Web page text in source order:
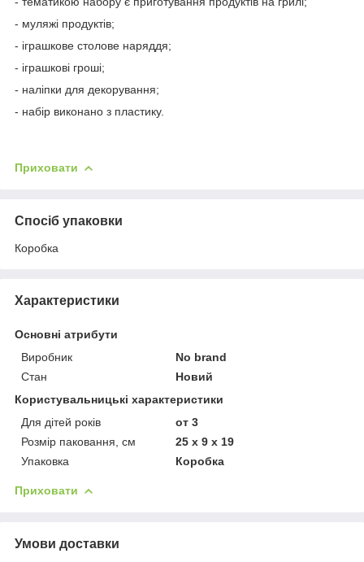
- муляжі продуктів;
- іграшкове столове наряддя;
- іграшкові гроші;
- наліпки для декорування;
- набір виконано з пластику.
Приховати
Спосіб упаковки
Коробка
Характеристики
Основні атрибути
Виробник
No brand
Стан
Новий
Користувальницькі характеристики
Для дітей років
от 3
Розмір паковання, см
25 x 9 x 19
Упаковка
Коробка
Приховати
Умови доставки